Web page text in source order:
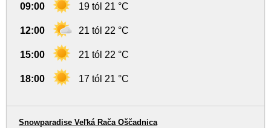
09:00 19 tól 21 °C
12:00 21 tól 22 °C
15:00 21 tól 22 °C
18:00 17 tól 21 °C
Snowparadise Veľká Rača Oščadnica